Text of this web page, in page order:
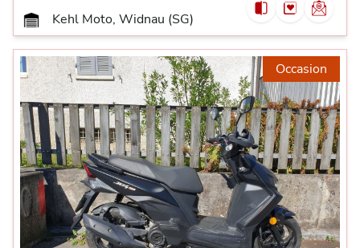
Kehl Moto, Widnau (SG)
Occasion